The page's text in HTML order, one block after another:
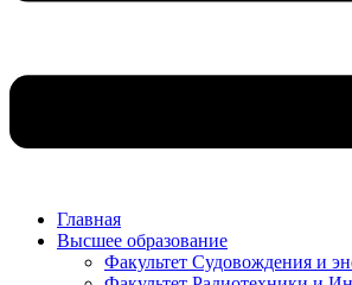
Главная
Высшее образование
Факультет Судовождения и